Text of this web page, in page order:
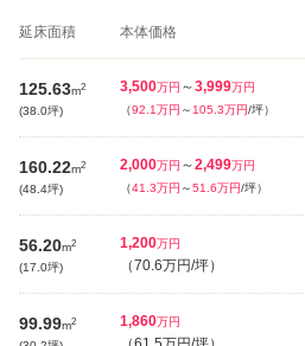
延床面積 本体価格
125.63m2
(38.0坪)
3,500万円 ～3,999万円
（92.1万円 ～ 105.3万円/坪）
160.22m2
(48.4坪)
2,000万円 ～2,499万円
（41.3万円 ～51.6万円/坪）
56.20m2
(17.0坪)
1,200万円
（70.6万円/坪）
99.99m2 1,860万円